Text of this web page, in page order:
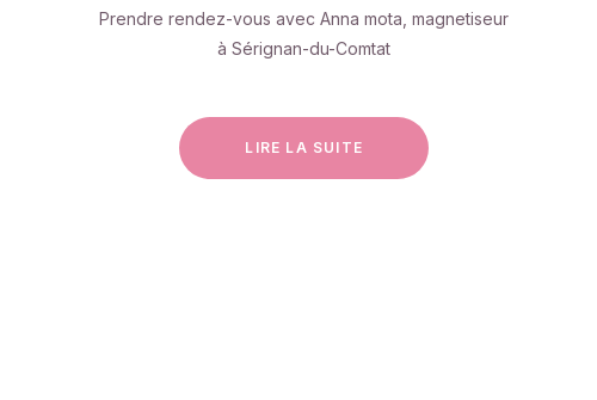
Prendre rendez-vous avec Anna mota, magnetiseur
à Sérignan-du-Comtat
LIRE LA SUITE